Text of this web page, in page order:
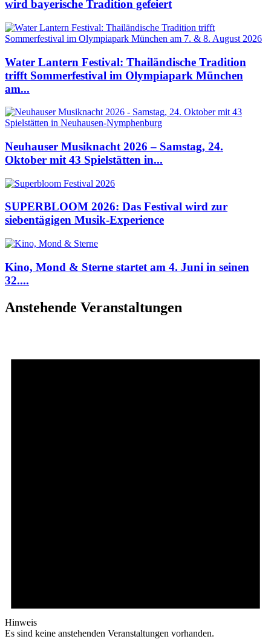
wird bayerische Tradition gefeiert
Water Lantern Festival: Thailändische Tradition
trifft Sommerfestival im Olympiapark München
am...
Neuhauser Musiknacht 2026 – Samstag, 24.
Oktober mit 43 Spielstätten in...
SUPERBLOOM 2026: Das Festival wird zur
siebentägigen Musik-Experience
Kino, Mond & Sterne startet am 4. Juni in seinen
32....
Anstehende Veranstaltungen
Hinweis
Es sind keine anstehenden Veranstaltungen vorhanden.